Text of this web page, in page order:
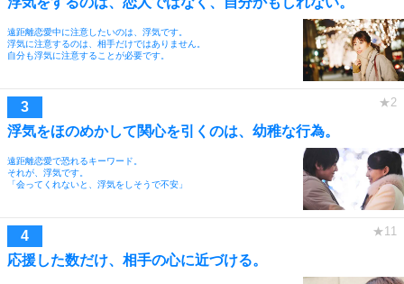
遠距離恋愛中に注意したいのは、浮気です。
浮気に注意するのは、相手だけではありません。
自分も浮気に注意することが必要です。
浮気をほのめかして関心を引くのは、幼稚な行為。
遠距離恋愛で恐れるキーワード。
それが、浮気です。
「会ってくれないと、浮気をしそうで不安」
応援した数だけ、相手の心に近づける。